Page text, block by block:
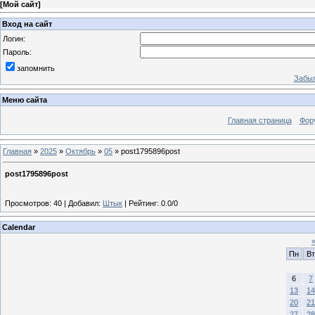
[Мой сайт]
Вход на сайт
Логин:
Пароль:
запомнить
Меню сайта
Главная страница
Главная » 2025 » Октябрь » 05 » post1795896post
post1795896post
Просмотров: 40 | Добавил: Штык | Рейтинг: 0.0/0
Calendar
«
Пн
Вт
6
7
13
14
20
21